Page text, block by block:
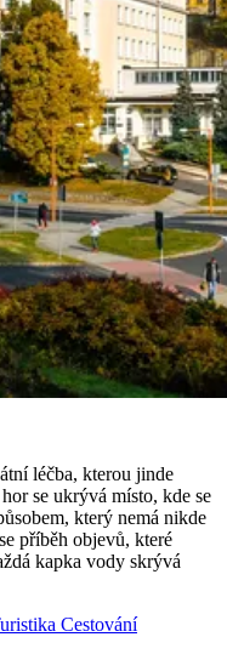
léčba, kterou jinde
se ukrývá místo, kde se
který nemá nikde
příběh objevů, které
kapka vody skrývá
Cestování